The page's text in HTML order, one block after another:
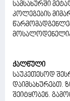
სამსახურში
კოლეგების
ქალწული
საუკეთესოდ
დაიმსახურებთ.
შეიტყობენ.